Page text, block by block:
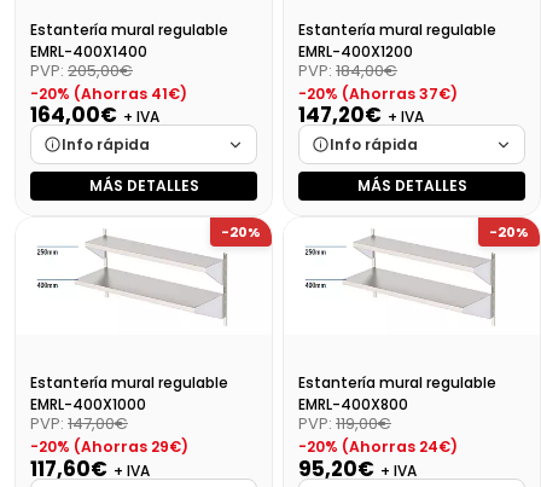
Estantería mural regulable
EMRL-400X1400
PVP: 205,00€
-20% (Ahorras 41€)
164,00€ + IVA
Info rápida
Marca
Cargando…
Medidas
Cargando…
Disponibilidad
Cargando…
Precio final (+21%) 198,44 €
MÁS DETALLES
Estantería mural regulable
EMRL-400X1200
PVP: 184,00€
-20% (Ahorras 37€)
147,20€ + IVA
Info rápida
Marca
Cargando…
Medidas
Cargando…
Disponibilidad
Cargando…
Precio final (+21%)
178,11 €
MÁS DETALLES
-20%
Estantería mural regulable
EMRL-400X1000
PVP: 147,00€
-20% (Ahorras 29€)
117,60€ + IVA
-20%
Estantería mural regulable
EMRL-400X800
PVP: 119,00€
-20% (Ahorras 24€)
95,20€ + IVA